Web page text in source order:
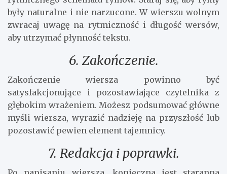
były naturalne i nie narzucone. W wierszu wolnym
zwracaj uwagę na rytmiczność i długość wersów,
aby utrzymać płynność tekstu.
6. Zakończenie.
Zakończenie wiersza powinno być
satysfakcjonujące i pozostawiające czytelnika z
głębokim wrażeniem. Możesz podsumować główne
myśli wiersza, wyrazić nadzieję na przyszłość lub
pozostawić pewien element tajemnicy.
7. Redakcja i poprawki.